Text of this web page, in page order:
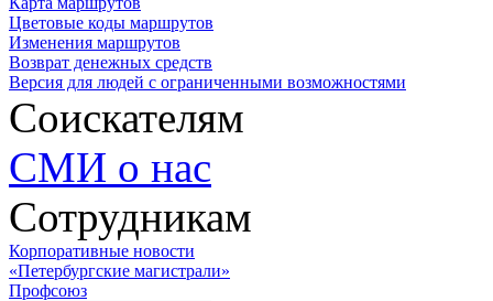
Цветовые коды маршрутов
Изменения маршрутов
Возврат денежных средств
Версия для людей с ограниченными возможностями
Соискателям
СМИ о нас
Сотрудникам
Корпоративные новости
«Петербургские магистрали»
Профсоюз